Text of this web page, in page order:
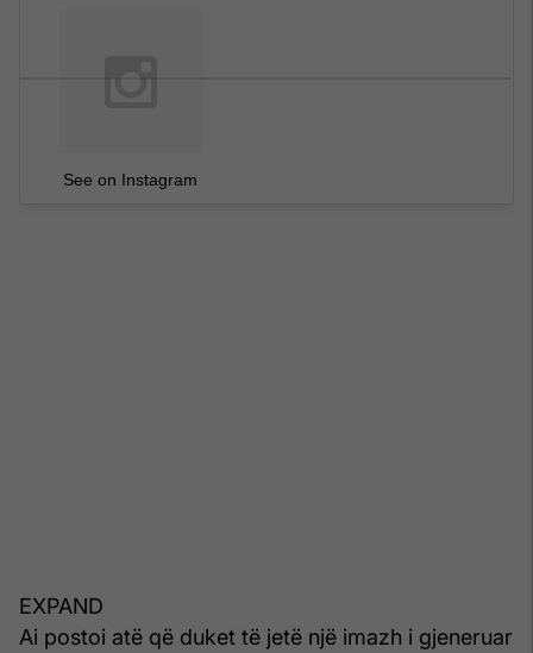
See on Instagram
EXPAND
Ai postoi atë që duket të jetë një imazh i gjeneruar